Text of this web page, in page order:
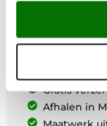
Waarom
Gratis
Afhalen in